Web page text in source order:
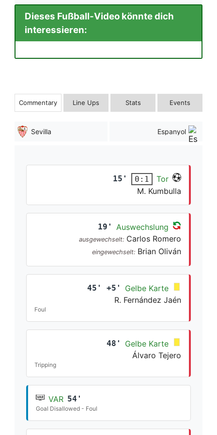
Dieses Fußball-Video könnte dich
interessieren:
Commentary Line Ups Stats Events
Sevilla Espanyol
15' 0:1
Tor
M. Kumbulla
19' Auswechslung
ausgewechselt: Carlos Romero
eingewechselt: Brian Oliván
45' +5'
Gelbe Karte
R. Fernández Jaén
Foul
48'
Gelbe Karte
Álvaro Tejero
Tripping
VAR 54'
Goal Disallowed - Foul